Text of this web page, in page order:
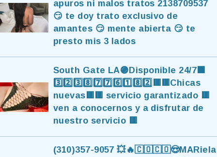
apuros ni malos tratos 2138709537
😏 te doy trato exclusivo de
amantes 😏 mente abierta 😏 te
presto mis 3 lados
South Gate LA🟣Disponible 24/7🟧
3️⃣2️⃣3️⃣8️⃣7️⃣7️⃣6️⃣1️⃣8️⃣2️⃣🟥🟥Chicas
nuevas🟥🟥 servicio garantizado 🟥
ven a conocernos y a disfrutar de
nuestro servicio 🟥
(310)357-9057 💥🔥🇨🇴🇨🇴😍MARiela